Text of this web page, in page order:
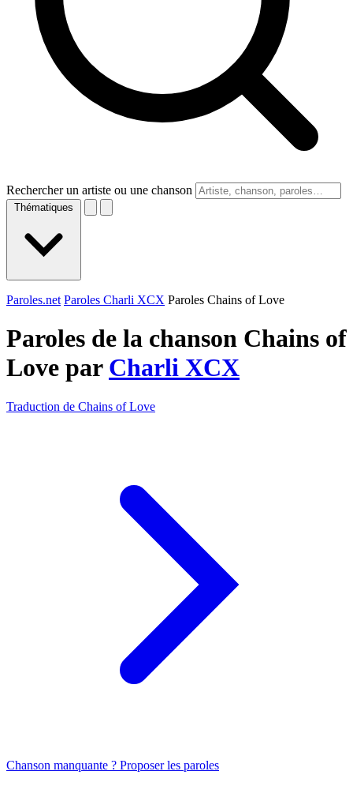
Rechercher un artiste ou une chanson
Thématiques
Paroles.net Paroles Charli XCX Paroles Chains of Love
Paroles de la chanson Chains of
Love par Charli XCX
Traduction de Chains of Love
Chanson manquante ? Proposer les paroles